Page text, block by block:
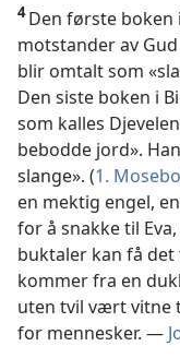
4Den første boken
motstander av
blir omtalt som
Den siste boken i
som kalles
bebodde jord».
slange». (1.
en mektig engel,
for å snakke til
buktaler kan få
kommer fra en
uten tvil vært vitne
for mennesker. —